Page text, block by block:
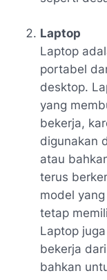
Laptop
Laptop
portabel
desktop.
yang
bekerja,
digunakan
atau
terus
model
tetap
Laptop
bekerja
bahkan